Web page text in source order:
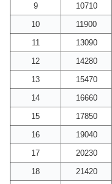
9
10710
10
11900
11
13090
12
14280
13
15470
14
16660
15
17850
16
19040
17
20230
18
21420